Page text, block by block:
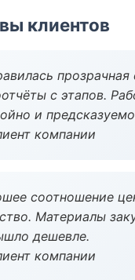
клиентов
прозрачная
с этапов.
и
компании
соотношение
Материалы
дешевле.
компании